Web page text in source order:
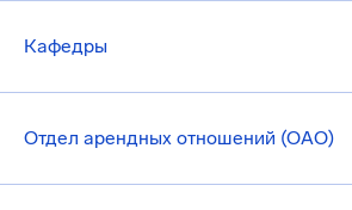
Кафедры
Отдел арендных отношений (ОАО)